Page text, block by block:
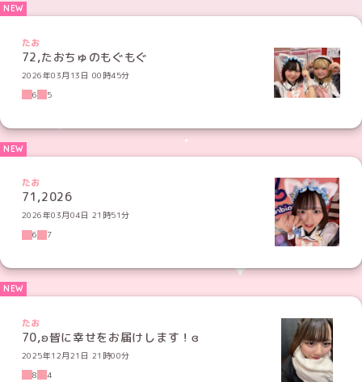
たお
72,たおちゅのもぐもぐ
2026年03月13日 00時45分
6
5
たお
71,2026
2026年03月04日 21時51分
6
7
たお
70,ʚ皆に幸せをお届けします！ɞ
2025年12月21日 21時00分
8
4